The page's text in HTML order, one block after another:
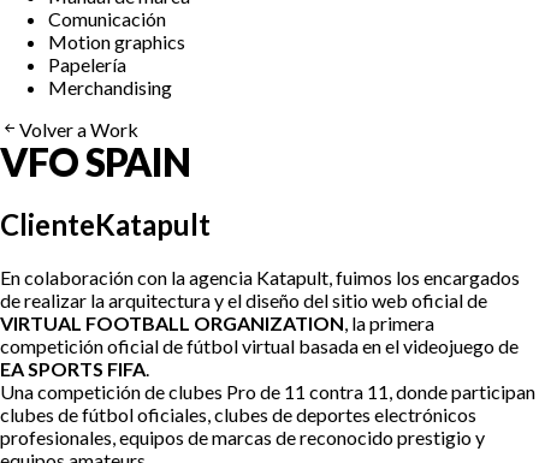
Comunicación
Motion graphics
Papelería
Merchandising
Volver a Work
VFO SPAIN
ClienteKatapult
En colaboración con la agencia Katapult , fuimos los encargados
de realizar la arquitectura y el diseño del sitio web oficial de
VIRTUAL FOOTBALL ORGANIZATION la primera
competición oficial de fútbol virtual basada en el videojuego de
EA SPORTS FIFA
Una competición de clubes Pro de 11 contra 11, donde participan
clubes de fútbol oficiales, clubes de deportes electrónicos
profesionales, equipos de marcas de reconocido prestigio y